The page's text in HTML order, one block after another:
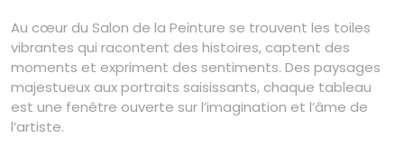
Au cœur du Salon de la Peinture se trouvent les toiles
vibrantes qui racontent des histoires, captent des
moments et expriment des sentiments. Des paysages
majestueux aux portraits saisissants, chaque tableau
est une fenêtre ouverte sur l’imagination et l’âme de
l’artiste.